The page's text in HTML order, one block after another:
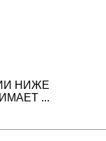
НИЖЕ
...